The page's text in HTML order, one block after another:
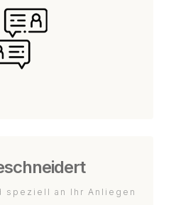
speziell an Ihr Anliegen